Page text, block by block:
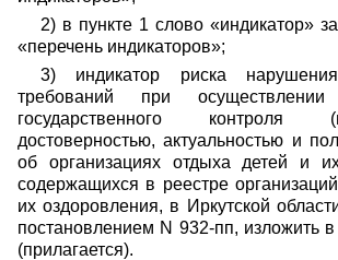
2) в пункте 1 слово «индикатор»
«перечень индикаторов»;
3)
индикатор риска
требований при осуществлении
государственного контроля
достоверностью, актуальностью и
об организациях отдыха детей и
содержащихся в реестре
их оздоровления, в Иркутской
постановлением N 932-пп, изложить
(прилагается).